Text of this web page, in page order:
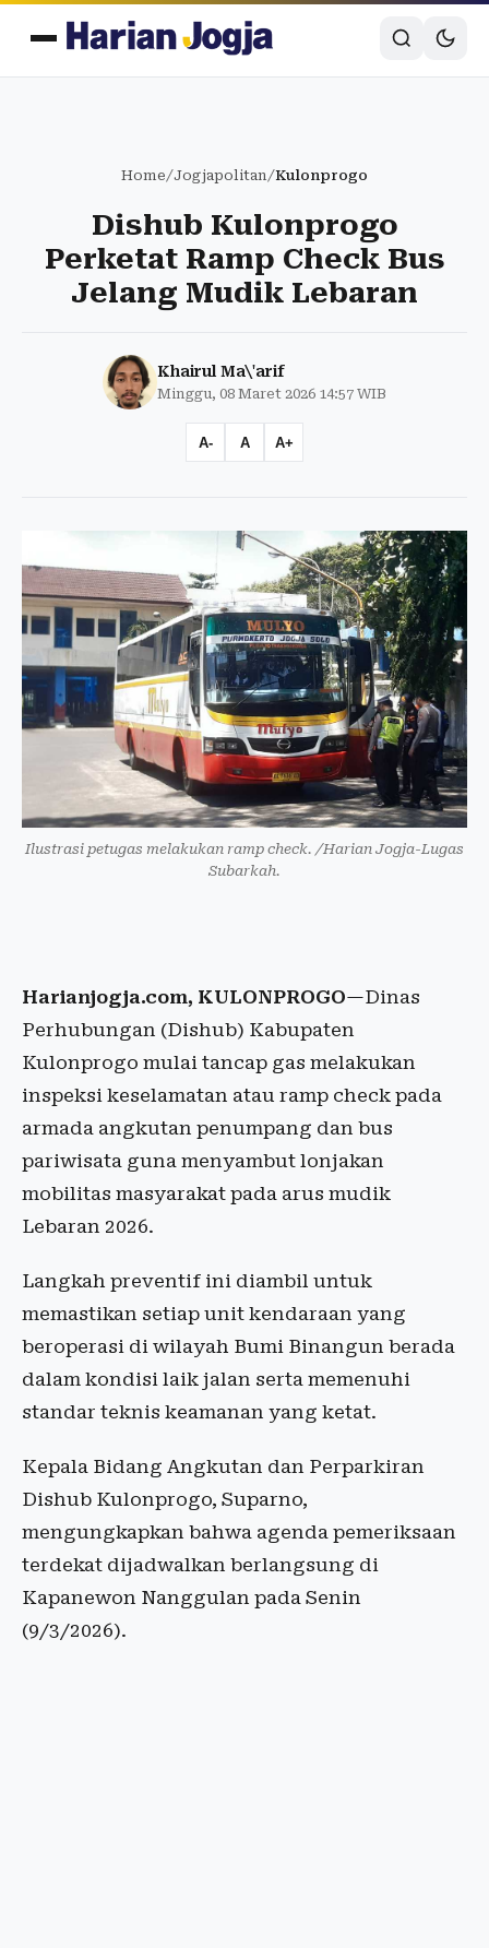
Home/Jogjapolitan/Kulonprogo
Dishub Kulonprogo
Perketat Ramp Check Bus
Jelang Mudik Lebaran
Khairul Ma\'arif
Minggu, 08 Maret 2026 14:57 WIB
A- A A+
Ilustrasi petugas melakukan ramp check. /Harian Jogja-Lugas
Subarkah.
Harianjogja.com, KULONPROGO—Dinas
Perhubungan (Dishub) Kabupaten
Kulonprogo mulai tancap gas melakukan
inspeksi keselamatan atau ramp check pada
armada angkutan penumpang dan bus
pariwisata guna menyambut lonjakan
mobilitas masyarakat pada arus mudik
Lebaran 2026.
Langkah preventif ini diambil untuk
memastikan setiap unit kendaraan yang
beroperasi di wilayah Bumi Binangun berada
dalam kondisi laik jalan serta memenuhi
standar teknis keamanan yang ketat.
Kepala Bidang Angkutan dan Perparkiran
Dishub Kulonprogo, Suparno,
mengungkapkan bahwa agenda pemeriksaan
terdekat dijadwalkan berlangsung di
Kapanewon Nanggulan pada Senin
(9/3/2026).